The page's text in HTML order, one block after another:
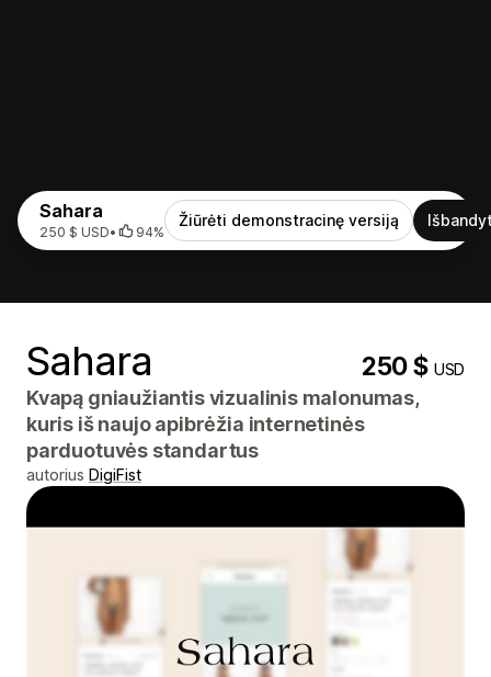
Sahara
250 $ USD• 94%
Žiūrėti demonstracinę versiją
Sahara 250 $USD
Kvapą gniaužiantis vizualinis malonumas,
kuris iš naujo apibrėžia internetinės
parduotuvės standartus
autorius DigiFist